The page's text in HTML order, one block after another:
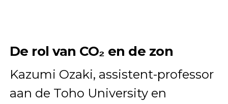
De rol van CO₂ en de zon
Kazumi Ozaki, assistent-professor
aan de Toho University en